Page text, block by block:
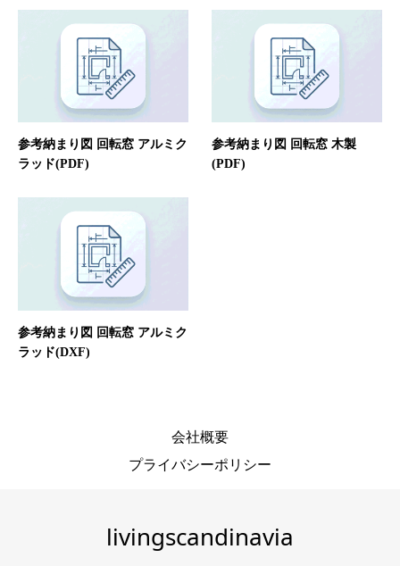
参考納まり図 回転窓 アルミク
ラッド(PDF)
参考納まり図 回転窓 木製
(PDF)
参考納まり図 回転窓 アルミク
ラッド(DXF)
会社概要
プライバシーポリシー
livingscandinavia